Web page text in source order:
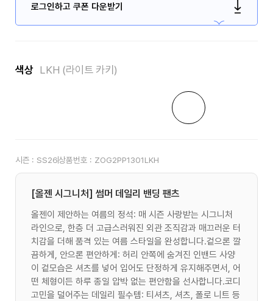
로그인하고 쿠폰 다운받기
색상 LKH (라이트 카키)
시즌 : SS26상품번호 : ZOG2PP1301LKH
[올젠 시그니처] 썸머 데일리 밴딩 팬츠
올젠이 제안하는 여름의 정석: 매 시즌 사랑받는 시그니처
라인으로, 한층 더 고급스러워진 외관 조직감과 매끄러운 터
치감을 더해 품격 있는 여름 스타일을 완성합니다.겉으론 깔
끔하게, 안으론 편안하게: 허리 안쪽에 숨겨진 인밴드 사양
이 겉모습은 셔츠를 넣어 입어도 단정하게 유지해주면서, 어
떤 체형이든 하루 종일 압박 없는 편안함을 선사합니다.코디
고민을 덜어주는 데일리 필수템: 티셔츠, 셔츠, 폴로 니트 등